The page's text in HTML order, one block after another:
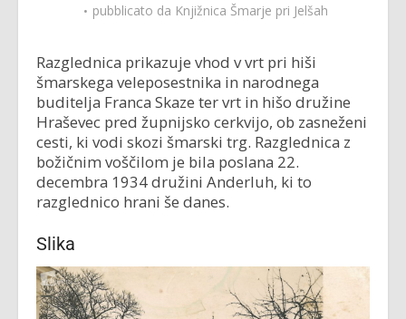
pubblicato da Knjižnica Šmarje pri Jelšah
Razglednica prikazuje vhod v vrt pri hiši
šmarskega veleposestnika in narodnega
buditelja Franca Skaze ter vrt in hišo družine
Hraševec pred župnijsko cerkvijo, ob zasneženi
cesti, ki vodi skozi šmarski trg. Razglednica z
božičnim voščilom je bila poslana 22.
decembra 1934 družini Anderluh, ki to
razglednico hrani še danes.
Slika